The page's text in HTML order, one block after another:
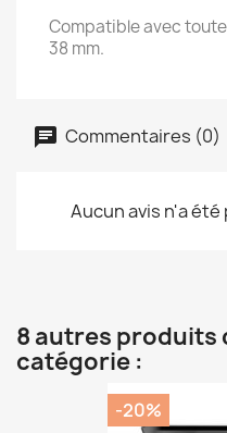
Compatible avec
38 mm.
Commentaires (0)
Aucun avis n'a
8 autres produits
catégorie :
-20%